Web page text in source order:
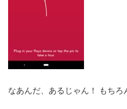
なあんだ、あるじゃん！ もちろ